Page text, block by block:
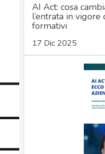
AI Act: cosa
l’entrata in
formativi
17 Dic 2025